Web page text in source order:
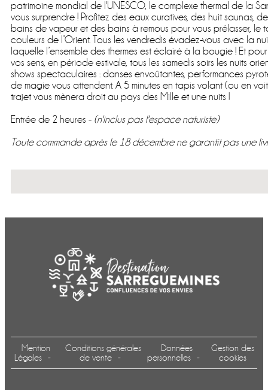
patrimoine mondial de l'UNESCO, le complexe thermal de la
vous surprendre ! Profitez des eaux curatives, des huit saunas,
bains de vapeur et des bains à remous pour vous prélasser, le
couleurs de l’Orient. Tous les vendredis évadez-vous avec la
laquelle l’ensemble des thermes est éclairé à la bougie ! Et
vos sens, en période estivale, tous les samedis soirs les nuits
shows spectaculaires : danses envoûtantes, performances
de magie vous attendent. A 5 minutes en tapis volant (ou en
trajet vous mènera droit au pays des Mille et une nuits !
Entrée de 2 heures - (n'inclus pas l'espace naturiste)
Toute commande après le 18 décembre ne garantit pas une
Mention
Légales
Conditions générales
de vente
Données
personnelles
Gestion des
cookies